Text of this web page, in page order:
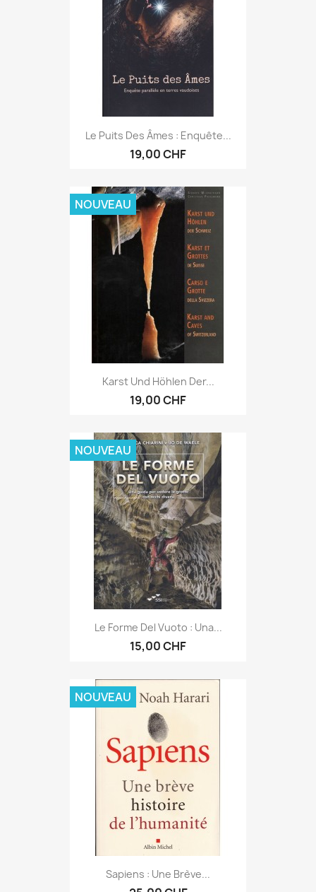
Le Puits Des Âmes : Enquête...
19,00 CHF
Karst Und Höhlen Der...
19,00 CHF
NOUVEAU
Le Forme Del Vuoto : Una...
15,00 CHF
NOUVEAU
Sapiens : Une Brève...
NOUVEAU